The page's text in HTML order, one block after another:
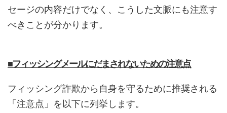
セージの内容だけでなく、こうした文脈にも注意す
べきことが分かります。
■フィッシングメールにだまされないための注意点
フィッシング詐欺から自身を守るために推奨される
「注意点」を以下に列挙します。